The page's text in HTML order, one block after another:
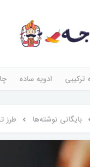
ترکیبی ادویه ساده
بایگانی نوشته‌ها طرز